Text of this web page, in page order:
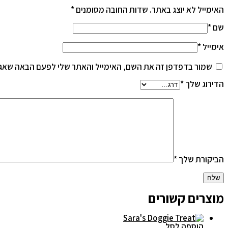
האימייל לא יוצג באתר. שדות החובה מסומנים*
שם*
אימייל*
שמור בדפדפן זה את השם, האימייל והאתר שלי לפעם הבאה
הדירוג שלך*
הביקורת שלך*
מוצרים קשורים